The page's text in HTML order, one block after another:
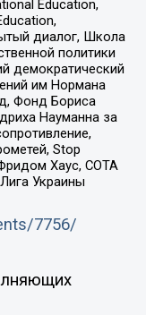
Education,
диалог, Школа
политики
демократический
им Нормана
Фонд Бориса
Науманна за
Stop
Хаус, СОТА
Украины
7756/